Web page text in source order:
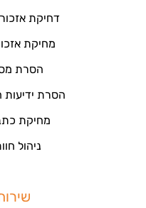
דחיקת
מחיקת
הסרת
הסרת ידיעות
מחיקת
ניהול